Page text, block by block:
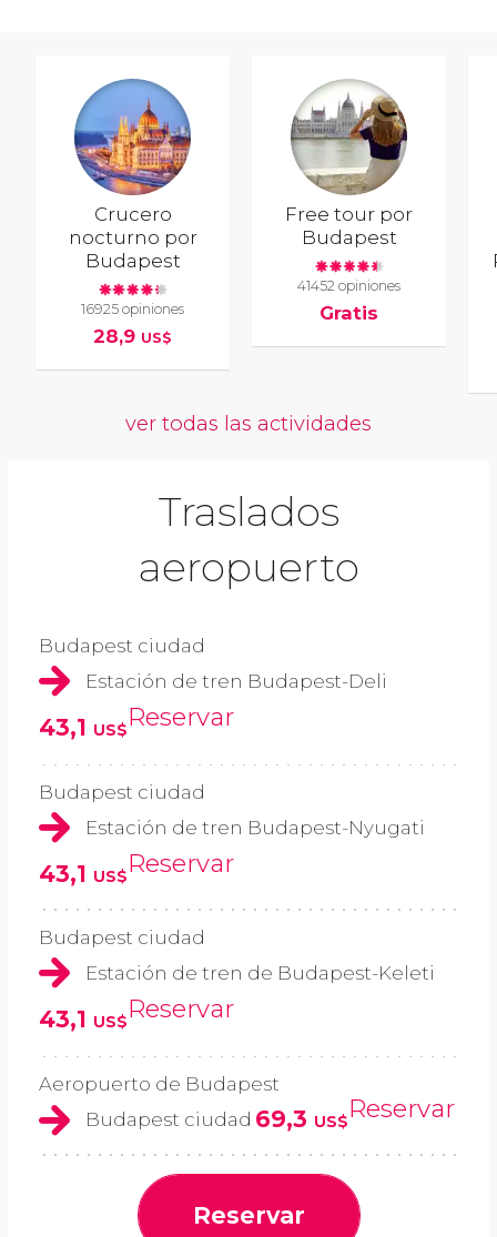
Crucero
nocturno por
Budapest
16925 opiniones
28,9 US$
Free tour por
Budapest
41452 opiniones
Gratis
ver todas las actividades
Traslados
aeropuerto
Budapest ciudad
Estación de tren Budapest-Deli
43,1 US$Reservar
Budapest ciudad
Estación de tren Budapest-Nyugati
43,1 US$Reservar
Budapest ciudad
Estación de tren de Budapest-Keleti
43,1 US$Reservar
Aeropuerto de Budapest
Budapest ciudad 69,3 US$Reservar
Reservar